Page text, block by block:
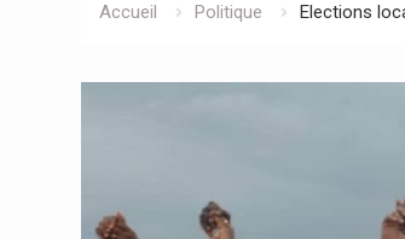
Accueil Politique Elections